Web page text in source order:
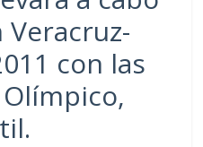
Veracruz-
con las